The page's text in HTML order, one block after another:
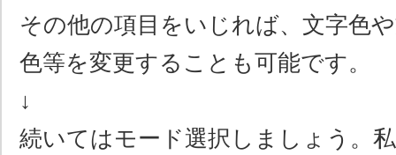
その他の項目をいじれば、文字色
色等を変更することも可能です。
↓
続いてはモード選択しましょう。